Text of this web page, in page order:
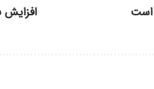
افزایش ۴۵ درصدی حقوق‌ها کافی نیست؟